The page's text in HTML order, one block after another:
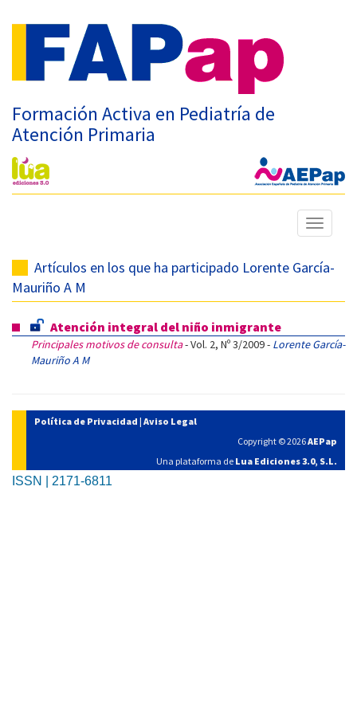
Formación Activa en Pediatría de
Atención Primaria
Mostrar
menú
Artículos en los que ha participado Lorente García-
Mauriño A M
Atención integral del niño inmigrante
Principales motivos de consulta- Vol. 2, Nº 3/2009 - Lorente García-
Mauriño A M
Política de Privacidad | Aviso Legal
Copyright © 2026AEPap
Una plataforma de Lua Ediciones 3.0, S.L.
ISSN | 2171-6811